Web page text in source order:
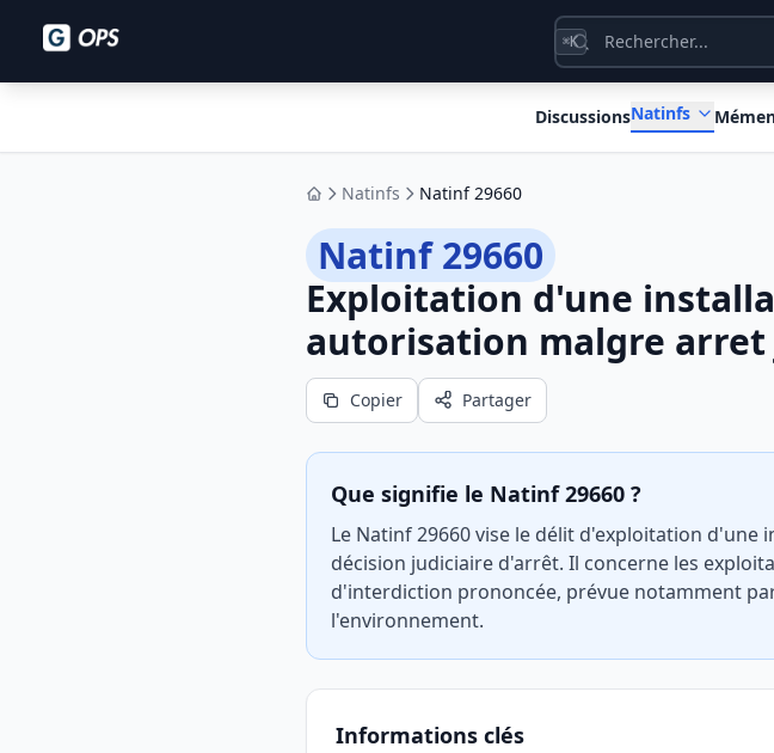
⌘K
DiscussionsNatinfs
AccueilNatinfs Natinf 29660
Natinf 29660
Exploitation d'une
autorisation malgre
Copier Partager
Que signifie le Natinf 29660 ?
Le Natinf 29660 vise le délit d'exploitation
décision judiciaire d'arrêt. Il concerne les
d'interdiction prononcée, prévue notamment par
l'environnement.
Informations clés